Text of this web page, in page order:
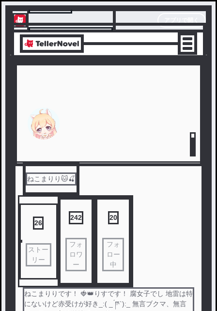
テラーノベル
アプリでサクサク楽しめる
ねこまりり🐱🍒
26
ストー
リー
242
フォ
ロワ
ー
20
フォ
ロー
中
ねこまりりです！ 🍓👑りすです！ 腐女子でし 地雷は特
にないけど赤受けが好き_:( _ ́ཫ`):_ 無言ブクマ、無言